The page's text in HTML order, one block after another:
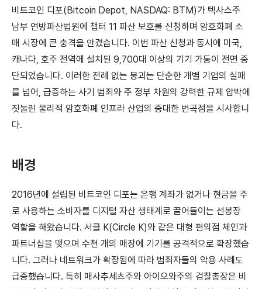
비트코인 디포(Bitcoin Depot, NASDAQ: BTM)가 텍사스주
남부 연방파산법원에 챕터 11 파산 보호를 신청하며 암호화폐 소
매 시장에 큰 충격을 안겼습니다. 이번 파산 신청과 동시에 미국,
캐나다, 호주 전역에 설치된 9,700대 이상의 기기 가동이 전면 중
단되었습니다. 이러한 전례 없는 붕괴는 단순한 개별 기업의 실패
를 넘어, 급증하는 사기 범죄와 주 정부 차원의 강력한 규제 압박에
짓눌린 물리적 암호화폐 인프라 산업의 중대한 변곡점을 시사합니
다.
배경
2016년에 설립된 비트코인 디포는 은행 계좌가 없거나 현금을 주
로 사용하는 소비자를 디지털 자산 생태계로 끌어들이는 선봉장
역할을 해왔습니다. 서클 K(Circle K)와 같은 대형 편의점 체인과
파트너십을 맺으며 수천 개의 매장에 기기를 공격적으로 확장했습
니다. 그러나 네트워크가 확장됨에 따라 범죄자들의 악용 사례도
급증했습니다. 특히 매사추세츠주와 아이오와주의 검찰총장은 비